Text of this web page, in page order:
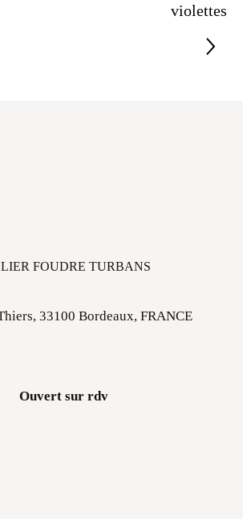
violettes
FOUDRE TURBANS
33100 Bordeaux, FRANCE
Ouvert sur rdv